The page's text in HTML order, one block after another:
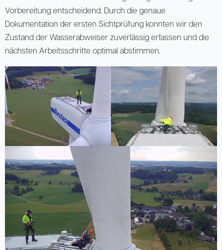
Vorbereitung entscheidend. Durch die genaue
Dokumentation der ersten Sichtprüfung konnten wir den
Zustand der Wasserabweiser zuverlässig erfassen und die
nächsten Arbeitsschritte optimal abstimmen.